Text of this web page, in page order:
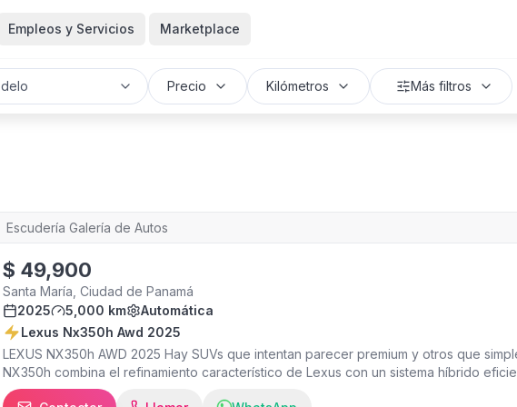
Empleos y Servicios Marketplace
Precio Kilómetros Más filtros
Escudería Galería de Autos
$ 49,900
Santa María, Ciudad de Panamá
2025
5,000 km
Automática
Lexus Nx350h Awd 2025
LEXUS NX350h AWD 2025 Hay SUVs que intentan parecer premium y otros que
NX350h combina el refinamiento característico de Lexus con un sistema híbrido
diseño moderno que llama la atención sin necesidad de hacer escándalo. Una